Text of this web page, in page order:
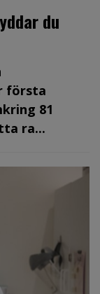
du
första
81
ra...